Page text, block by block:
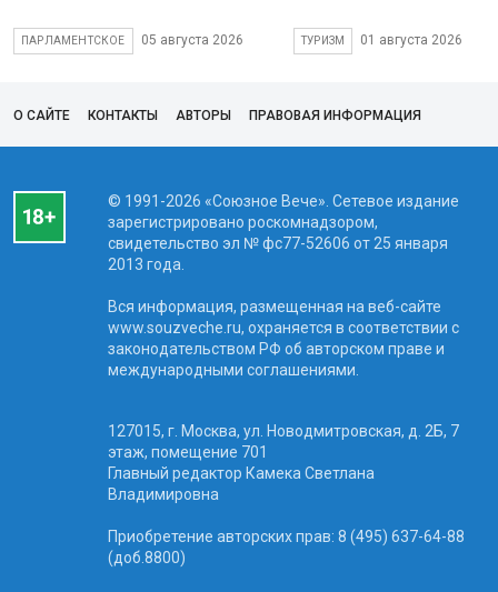
ПАРЛАМЕНТСКОЕ 05 августа 2026 ТУРИЗМ 01 августа 2026
О САЙТЕ КОНТАКТЫ АВТОРЫ ПРАВОВАЯ ИНФОРМАЦИЯ
© 1991-2026 «Союзное Вече». Сетевое издание
зарегистрировано роскомнадзором,
свидетельство эл № фc77-52606 от 25 января
2013 года.
Вся информация, размещенная на веб-сайте
www.souzveche.ru, охраняется в соответствии с
законодательством РФ об авторском праве и
международными соглашениями.
127015, г. Москва, ул. Новодмитровская, д. 2Б, 7
этаж, помещение 701
Главный редактор Камека Светлана
Владимировна
Приобретение авторских прав: 8 (495) 637-64-88
(доб.8800)